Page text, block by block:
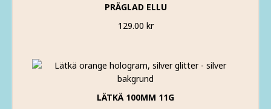
PRÄGLAD ELLU
129.00 kr
LÄTKÄ 100MM 11G